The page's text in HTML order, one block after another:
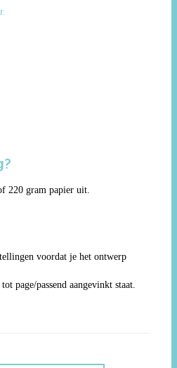
220 gram papier uit.
voordat je het ontwerp
page/passend aangevinkt staat.